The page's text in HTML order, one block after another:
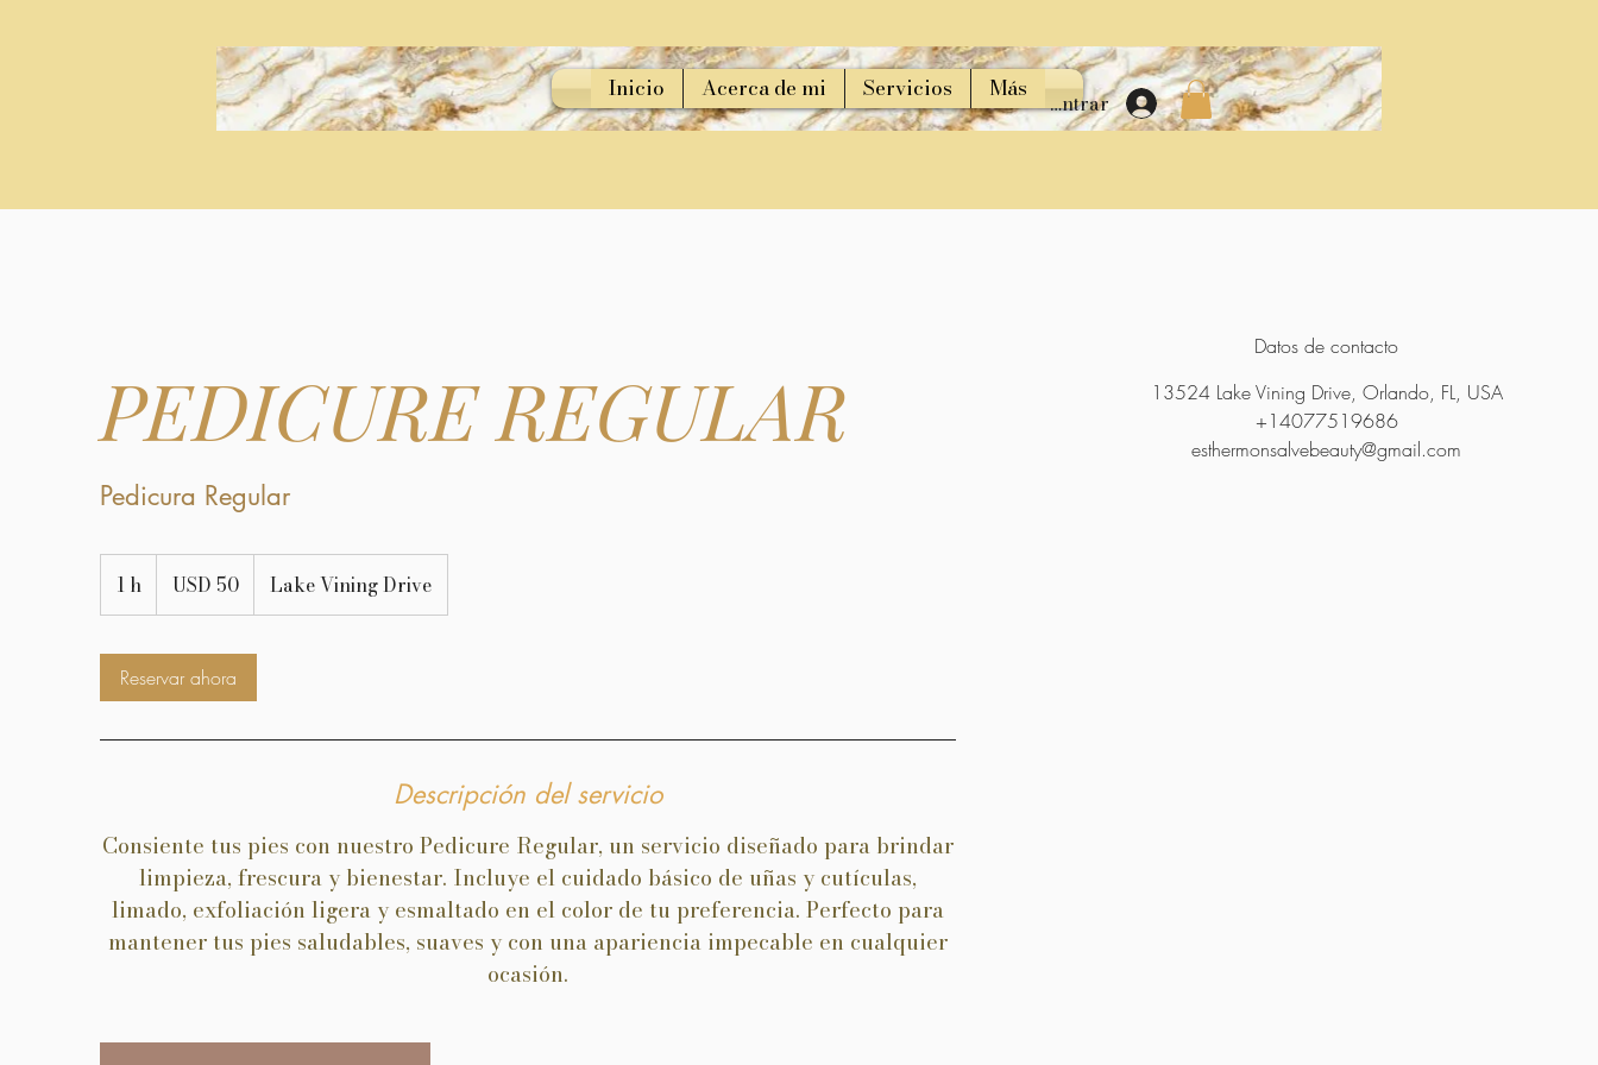
Inicio Acerca de mi Servicios Más Entrar
PEDICURE REGULAR
Pedicura Regular
1 h1
dólares
estadounidenses
USD 50 Lake Vining Drive
Reservar ahora
Descripción del servicio
Consiente tus pies con nuestro Pedicure Regular, un servicio diseñado para brindar
limpieza, frescura y bienestar. Incluye el cuidado básico de uñas y cutículas,
limado, exfoliación ligera y esmaltado en el color de tu preferencia. Perfecto para
mantener tus pies saludables, suaves y con una apariencia impecable en cualquier
Datos de contacto
13524 Lake Vining Drive, Orlando, FL, USA
+14077519686
esthermonsalvebeauty@gmail.com